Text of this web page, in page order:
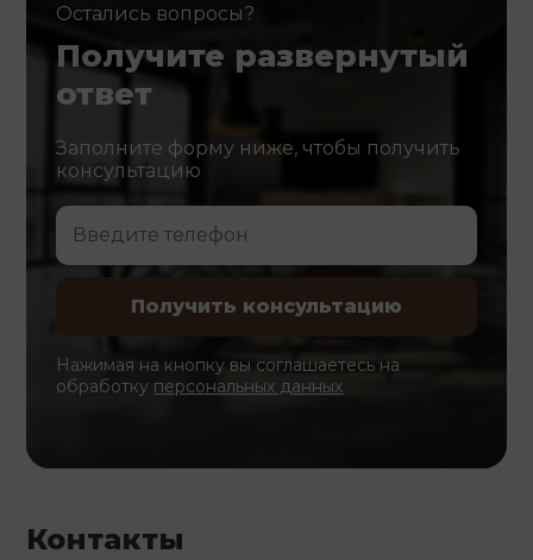
Остались вопросы?
Получите развернутый
ответ
Заполните форму ниже, чтобы получить
консультацию
Нажимая на кнопку вы соглашаетесь на
обработку персональных данных
Контакты